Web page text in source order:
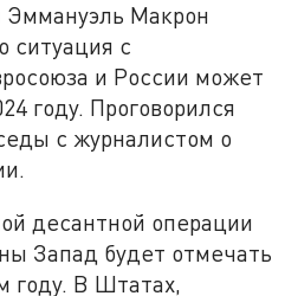
Макрон
ситуация с
и России может
году. Проговорился
с журналистом о
десантной операции
Запад будет отмечать
году. В Штатах,